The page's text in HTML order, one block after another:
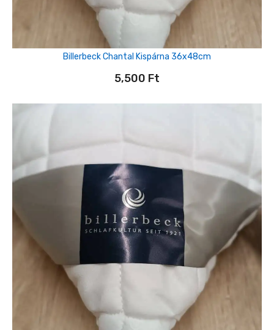
Billerbeck Chantal Kispárna 36x48cm
5,500 Ft